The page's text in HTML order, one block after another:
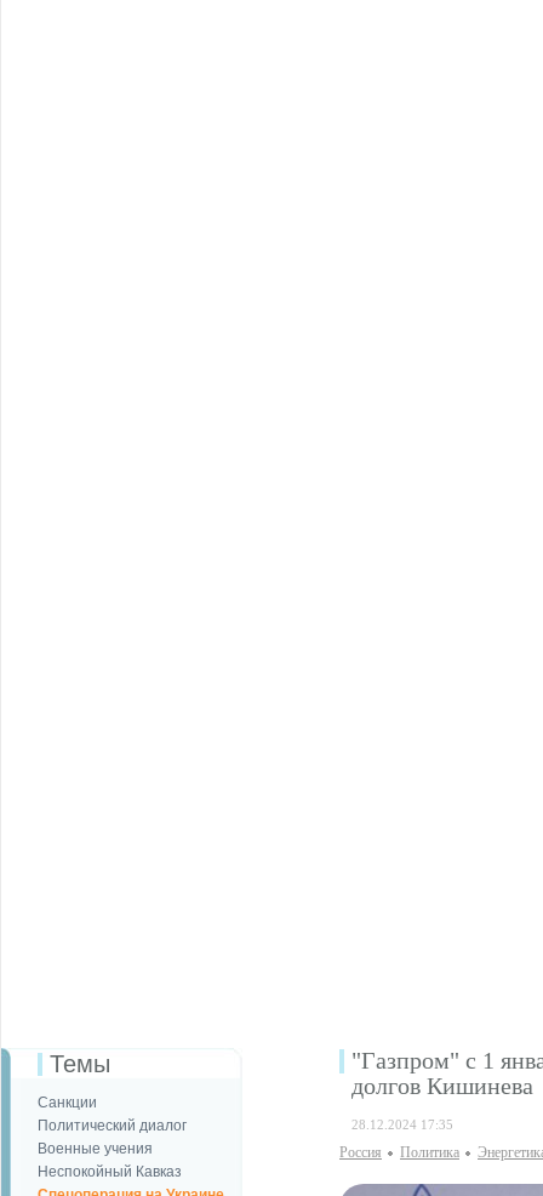
Темы
Санкции
Политический диалог
Военные учения
Неспокойный Кавказ
"Газпром" с 1
долгов Кишинева
28.12.2024 17:35
Россия Политика